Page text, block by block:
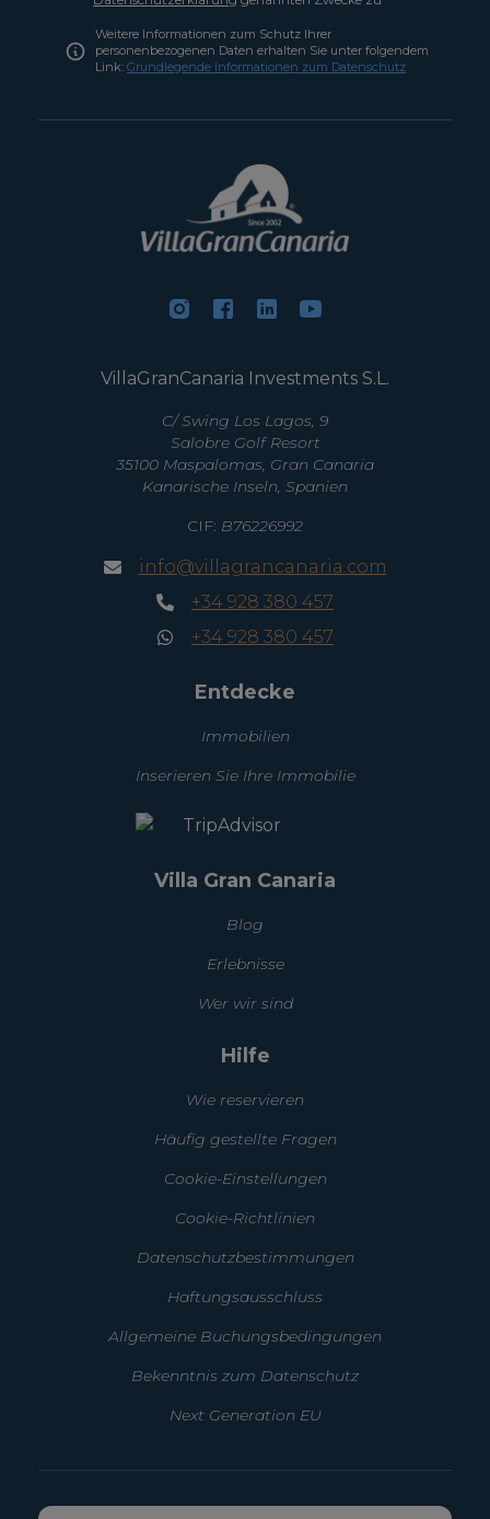
Weitere Informationen zum Schutz Ihrer
personenbezogenen Daten erhalten Sie unter folgendem
Link:Grundlegende Informationen zum Datenschutz
VillaGranCanaria Investments S.L.
C/ Swing Los Lagos, 9
Salobre Golf Resort
35100 Maspalomas, Gran Canaria
Kanarische Inseln, Spanien
CIF: B76226992
info@villagrancanaria.com
+34 928 380 457
+34 928 380 457
Entdecke
Immobilien
Inserieren Sie Ihre Immobilie
Villa Gran Canaria
Blog
Erlebnisse
Wer wir sind
Hilfe
Wie reservieren
Häufig gestellte Fragen
Cookie-Einstellungen
Cookie-Richtlinien
Datenschutzbestimmungen
Haftungsausschluss
Allgemeine Buchungsbedingungen
Bekenntnis zum Datenschutz
Next Generation EU